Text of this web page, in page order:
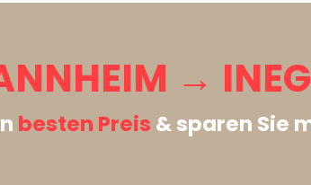
→
besten Preis & sparen Sie